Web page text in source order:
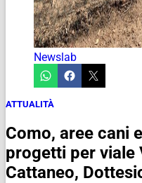
Newslab
ATTUALITÀ
Como, aree cani
progetti per viale
Cattaneo,